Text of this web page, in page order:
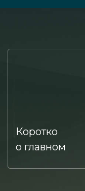
Коротко
о главном